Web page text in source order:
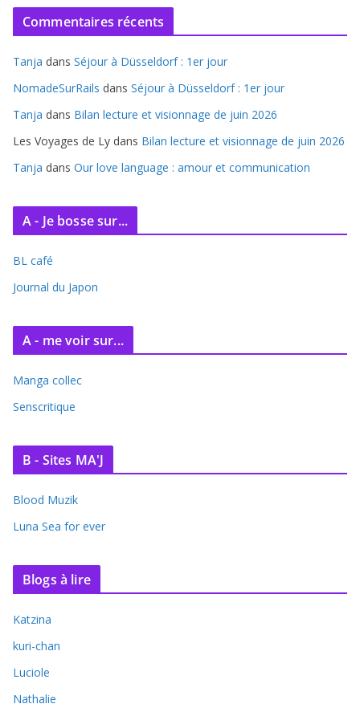
c
v
e
s
Commentaires récents
Tanja dans Séjour à Düsseldorf : 1er jour
NomadeSurRails dans Séjour à Düsseldorf : 1er jour
Tanja dans Bilan lecture et visionnage de juin 2026
Les Voyages de Ly dans Bilan lecture et visionnage de juin 2026
Tanja dans Our love language : amour et communication
A - Je bosse sur...
BL café
Journal du Japon
A - me voir sur...
Manga collec
Senscritique
B - Sites MA'J
Blood Muzik
Luna Sea for ever
Blogs à lire
Katzina
kuri-chan
Luciole
Nathalie